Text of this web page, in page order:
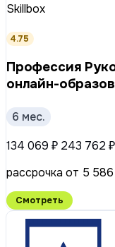
Skillbox
4.75
Профессия
онлайн-
6 мес.
134 069 ₽ 243 762 ₽
рассрочка от 5
Смотреть